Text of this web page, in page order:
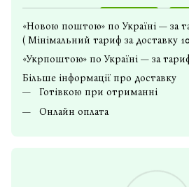
«Новою поштою» по Україні — за
( Мінімальний тариф за доставку
«Укрпоштою» по Україні — за
Більше інформації про доставку
Готівкою при отриманні
Онлайн оплата